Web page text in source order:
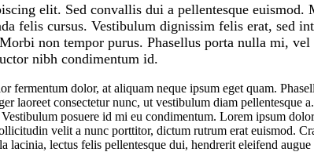
elit. Sed convallis dui a pellentesque
felis cursus. Vestibulum dignissim felis erat, sed
non tempor purus. Phasellus porta nulla mi,
nibh condimentum id.
fermentum dolor, at aliquam neque ipsum eget quam.
laoreet consectetur nunc, ut vestibulum diam pellentesque
posuere id mi eu condimentum. Lorem ipsum
velit a nunc porttitor, dictum rutrum erat euismod.
lectus felis pellentesque dui, hendrerit eleifend